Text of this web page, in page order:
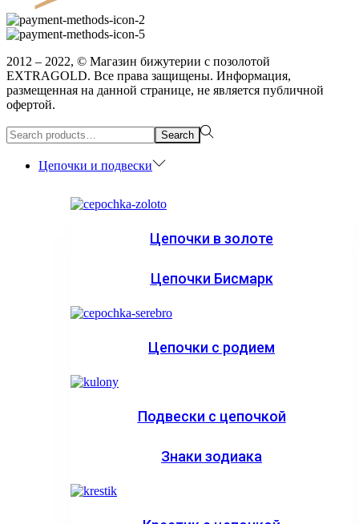
2012 – 2022, © Магазин бижутерии с позолотой
EXTRAGOLD. Все права защищены. Информация,
размещенная на данной странице, не является публичной
офертой.
Search
for:>
Search
Цепочки и подвески
Цепочки в золоте
Цепочки Бисмарк
Цепочки с родием
Подвески с цепочкой
Знаки зодиака